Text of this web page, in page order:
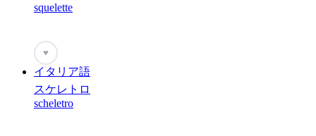
squelette
♥
イタリア語
スケレトロ
scheletro